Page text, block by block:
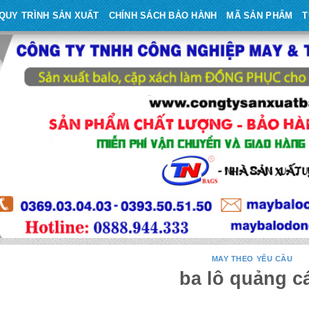
TRÌNH SẢN XUẤT CHÍNH SÁCH BẢO HÀNH MÃ SẢN PHẨM
MAY THEO YÊU CẦU
ba lô quảng